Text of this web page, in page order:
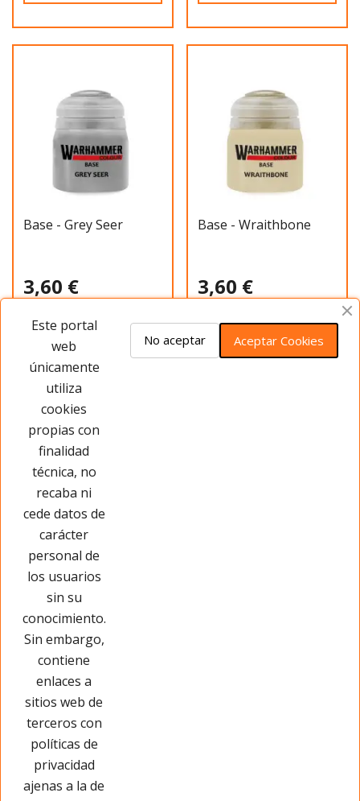
Base - Grey Seer
3,60 €
Añadir al carrito
Base - Wraithbone
3,60 €
Añadir al carrito
Páginas Legales
Este portal
web
únicamente
utiliza
cookies
propias con
finalidad
técnica, no
recaba ni
cede datos de
carácter
personal de
los usuarios
sin su
conocimiento.
Sin embargo,
contiene
enlaces a
sitios web de
terceros con
políticas de
privacidad
ajenas a la de
Aceptar Cookies
No aceptar